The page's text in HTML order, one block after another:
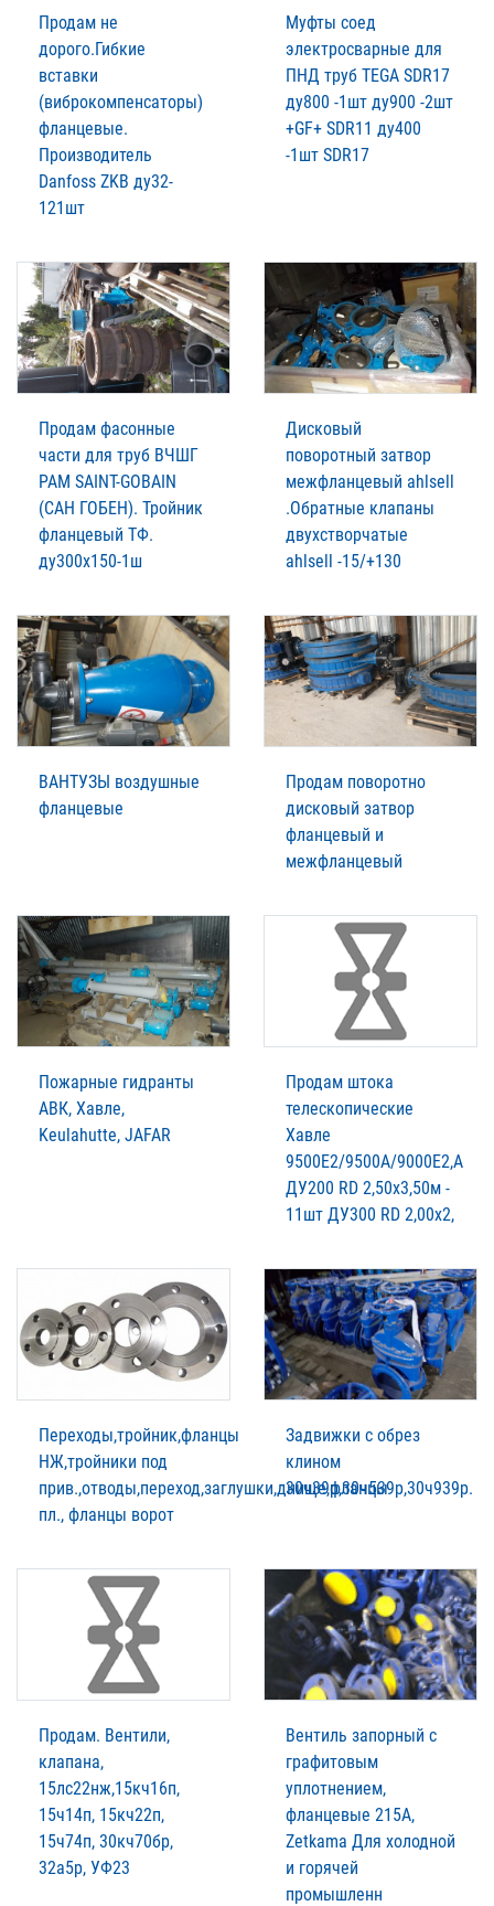
Продам не
дорого.Гибкие
вставки
(виброкомпенсаторы)
фланцевые.
Производитель
Danfoss ZKB ду32-
121шт
Муфты соед
электросварные для
ПНД труб TEGA SDR17
ду800 -1шт ду900 -2шт
+GF+ SDR11 ду400
-1шт SDR17
Продам фасонные
части для труб ВЧШГ
РАМ SAINT-GOBAIN
(САН ГОБЕН). Тройник
фланцевый ТФ.
ду300х150-1ш
Дисковый
поворотный затвор
межфланцевый ahlsell
.Обратные клапаны
двухстворчатые
ahlsell -15/+130
ВАНТУЗЫ воздушные
фланцевые
Продам поворотно
дисковый затвор
фланцевый и
межфланцевый
Пожарные гидранты
АВК, Хавле,
Keulahutte, JAFAR
Продам штока
телескопические
Хавле
9500Е2/9500А/9000Е2,А
ДУ200 RD 2,50х3,50м -
11шт ДУ300 RD 2,00х2,
Переходы,тройник,фланцы
НЖ,тройники под
прив.,отводы,переход,заглушки,днище,фланцы
пл., фланцы ворот
Задвижки с обрез
клином
30ч39р,30ч539р,30ч939р.
Продам. Вентили,
клапана,
15лс22нж,15кч16п,
15ч14п, 15кч22п,
15ч74п, 30кч70бр,
32а5р, УФ23
Вентиль запорный с
графитовым
уплотнением,
фланцевые 215A,
Zetkama Для холодной
и горячей
промышленн